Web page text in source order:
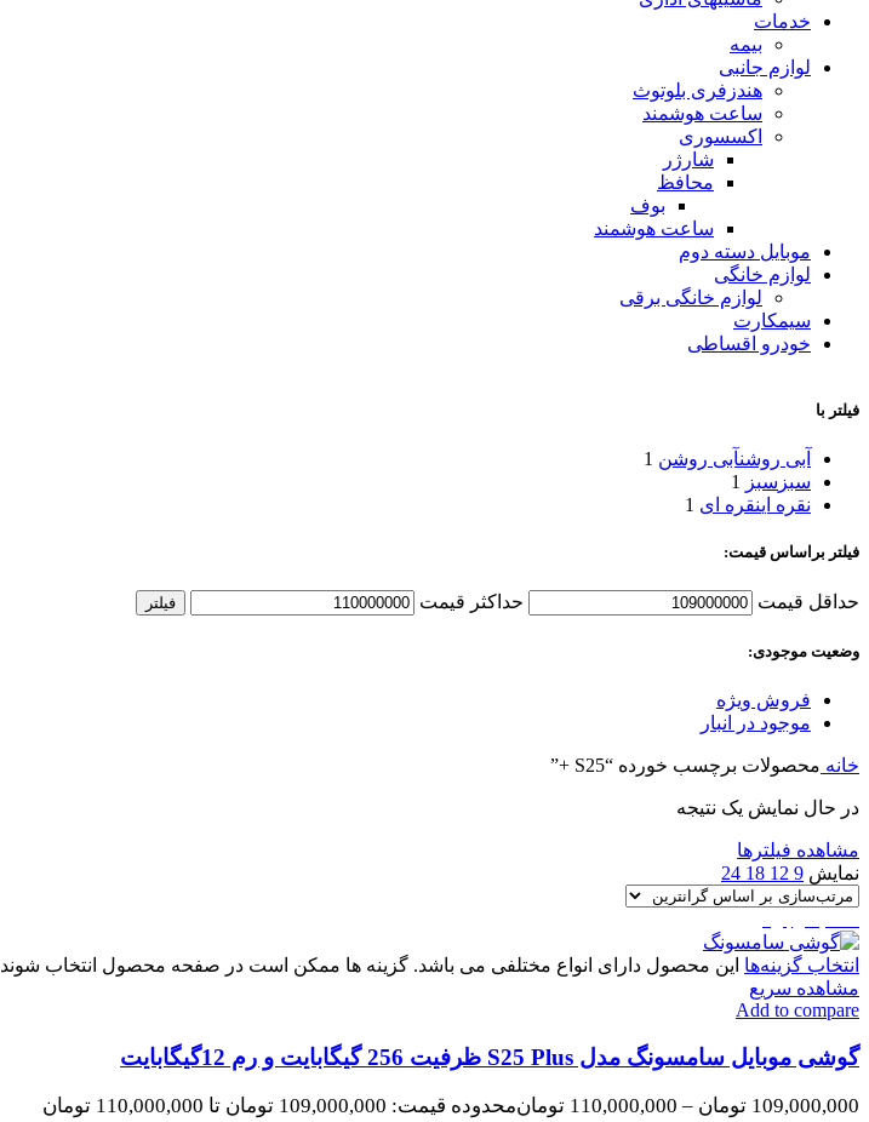
خدمات
بیمه
لوازم جانبی
هندزفری بلوتوث
ساعت هوشمند
اکسسوری
شارژر
محافظ
بوف
ساعت هوشمند
موبایل دسته دوم
لوازم خانگی
لوازم خانگی برقی
سیمکارت
خودرو اقساطی
فیلتر با
آبی روشنآبی روشن 1
سبز سبز
1
نقره اینقره ای 1
فیلتر براساس قیمت:
حداقل قیمت حداکثر قیمت فیلتر
وضعیت موجودی:
فروش ویژه
موجود در انبار
خانه محصولات برچسب خورده “S25 +”
در حال نمایش یک نتیجه
مشاهده فیلترها
نمایش 9
12
18
24
انتخاب گزینه‌ها این محصول دارای انواع مختلفی می باشد. گزینه ها ممکن است در صفحه محصول انتخاب شوند
مشاهده سریع
Add to compare
گوشی موبایل سامسونگ مدل S25 Plus ظرفیت 256 گیگابایت و رم 12گیگابایت
109,000,000 تومان –
110,000,000 تومانمحدوده قیمت: 109,000,000 تومان تا 110,000,000 تومان